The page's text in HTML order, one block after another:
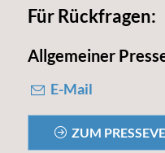
Für Rückfragen:
Allgemeiner
E-Mail
ZUM